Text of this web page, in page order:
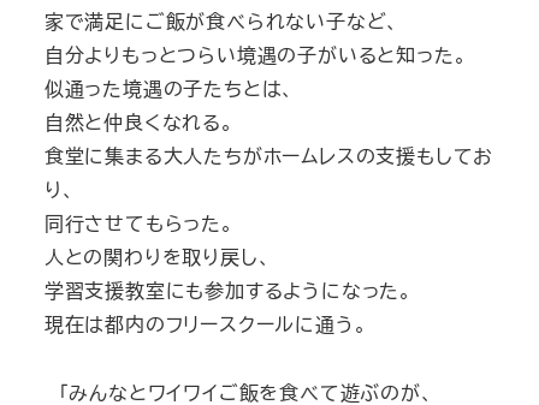
家で満足にご飯が食べられない子など、
自分よりもっとつらい境遇の子がいると知った。
似通った境遇の子たちとは、
自然と仲良くなれる。
食堂に集まる大人たちがホームレスの支援もしてお
り、
同行させてもらった。
人との関わりを取り戻し、
学習支援教室にも参加するようになった。
現在は都内のフリースクールに通う。
「みんなとワイワイご飯を食べて遊ぶのが、